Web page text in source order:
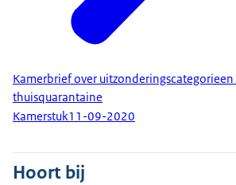
Kamerbrief over uitzonderingscategorieen
thuisquarantaine
Kamerstuk11-09-2020
Hoort bij